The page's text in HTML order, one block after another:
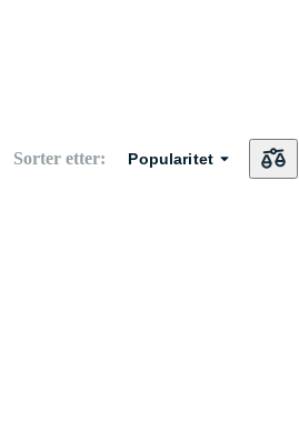
Sorter etter: Popularitet